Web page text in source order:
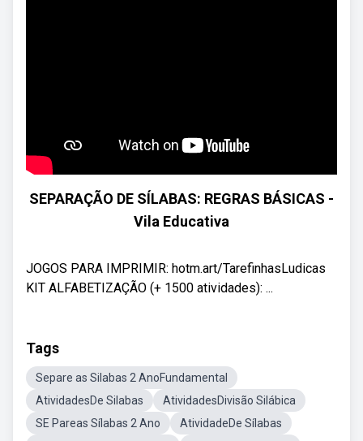
SEPARAÇÃO DE SÍLABAS: REGRAS BÁSICAS -
Vila Educativa
JOGOS PARA IMPRIMIR: hotm.art/TarefinhasLudicas
KIT ALFABETIZAÇÃO (+ 1500 atividades): ...
Tags
Separe as Silabas 2 AnoFundamental
AtividadesDe Silabas
AtividadesDivisão Silábica
SE Pareas Sílabas 2 Ano
AtividadeDe Sílabas